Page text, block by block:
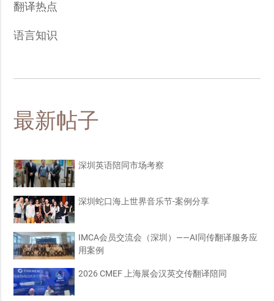
翻译热点
语言知识
最新帖子
深圳英语陪同市场考察
深圳蛇口海上世界音乐节-案例分享
IMCA会员交流会（深圳）——AI同传翻译服务应
用案例
2026 CMEF 上海展会汉英交传翻译陪同